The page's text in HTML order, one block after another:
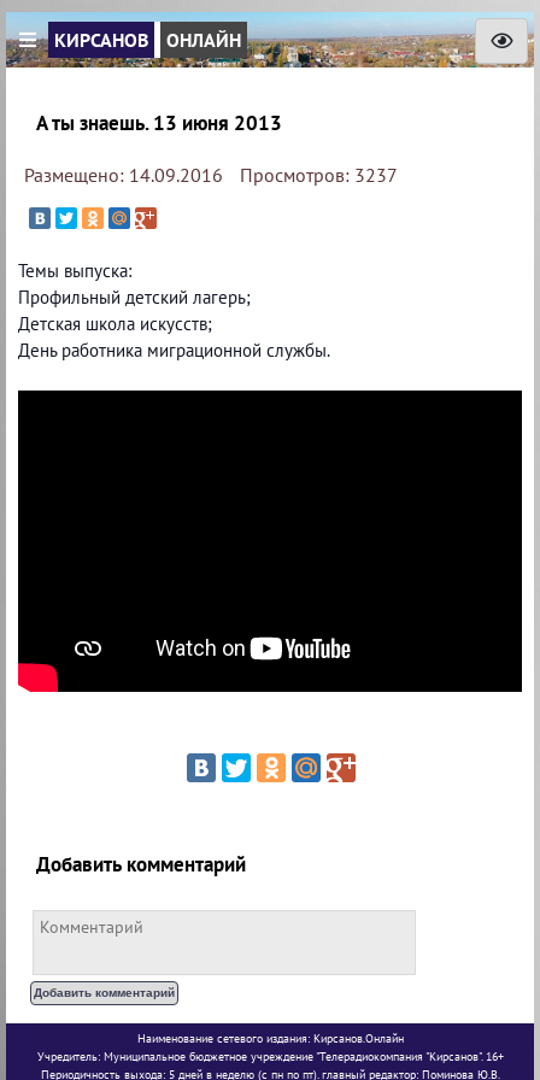
КИРСАНОВ ОНЛАЙН
А ты знаешь. 13 июня 2013
Размещено: 14.09.2016 Просмотров: 3237
Темы выпуска:
Профильный детский лагерь;
Детская школа искусств;
День работника миграционной службы.
Добавить комментарий
Наименование сетевого издания: Кирсанов.Онлайн
Учредитель: Муниципальное бюджетное учреждение "Телерадиокомпания "Кирсанов". 16+
Периодичность выхода: 5 дней в неделю (с пн по пт). главный редактор: Поминова Ю.В.